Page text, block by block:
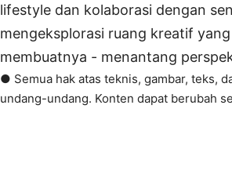
lifestyle dan kolaborasi dengan
mengeksplorasi ruang kreatif
membuatnya - menantang
● Semua hak atas teknis, gambar, teks,
undang-undang. Konten dapat berubah